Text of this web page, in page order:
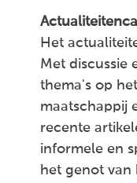
Het
Met discussie
thema's op
maatschappij
recente
informele en
het genot